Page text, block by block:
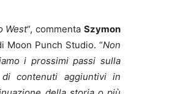
West“, commentaSzymon
Moon Punch Studio. “Non
i prossimi passi sulla
contenuti aggiuntivi in